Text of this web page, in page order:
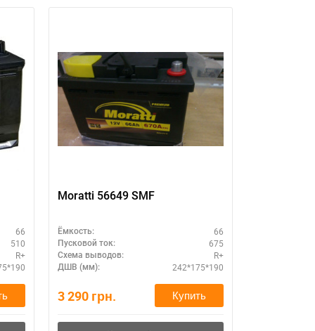
66
510
R+
Moratti 56649 SMF
Ёмкость: 66
Пусковой ток: 675
Схема выводов: R+
ДШВ (мм): 242*175*190
3 290 грн. Купить